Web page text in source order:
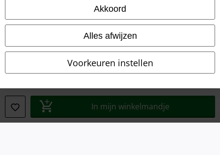
Akkoord
Alles afwijzen
Voorkeuren instellen
In mijn winkelmandje
Annuleer bestelling
Alle prijzen incl.wettelijke BTW
© 1986-2026 Large Popmerchandising BV
Onze online shops